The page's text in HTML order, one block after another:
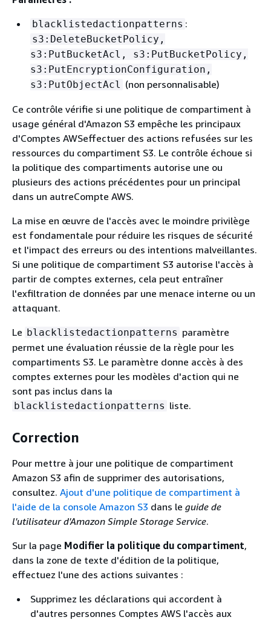
blacklistedactionpatterns :
s3:DeleteBucketPolicy,
s3:PutBucketAcl, s3:PutBucketPolicy,
s3:PutEncryptionConfiguration,
s3:PutObjectAcl
(non personnalisable)
Ce contrôle vérifie si une politique de compartiment à
usage général d'Amazon S3 empêche les principaux
d'Comptes AWSeffectuer des actions refusées sur les
ressources du compartiment S3. Le contrôle échoue si
la politique des compartiments autorise une ou
plusieurs des actions précédentes pour un principal
dans un autreCompte AWS.
La mise en œuvre de l'accès avec le moindre privilège
est fondamentale pour réduire les risques de sécurité
et l'impact des erreurs ou des intentions malveillantes.
Si une politique de compartiment S3 autorise l'accès à
partir de comptes externes, cela peut entraîner
l'exfiltration de données par une menace interne ou un
attaquant.
Le blacklistedactionpatterns paramètre
permet une évaluation réussie de la règle pour les
compartiments S3. Le paramètre donne accès à des
comptes externes pour les modèles d'action qui ne
sont pas inclus dans la
blacklistedactionpatterns liste.
Correction
Pour mettre à jour une politique de compartiment
Amazon S3 afin de supprimer des autorisations,
consultez. Ajout d'une politique de compartiment à
l'aide de la console Amazon S3 dans le guide de
l'utilisateur d'Amazon Simple Storage Service.
Sur la page Modifier la politique du compartiment,
dans la zone de texte d'édition de la politique,
effectuez l'une des actions suivantes :
Supprimez les déclarations qui accordent à
d'autres personnes Comptes AWS l'accès aux